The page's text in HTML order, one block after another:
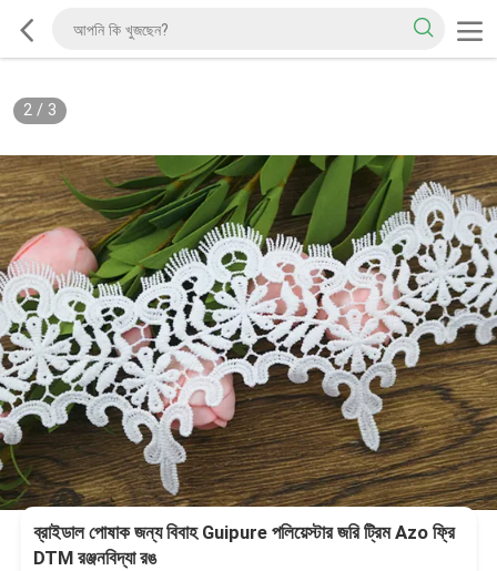
2/ 3
ব্রাইডাল পোষাক জন্য বিবাহ Guipure পলিয়েস্টার জরি ট্রিম Azo ফ্রি
DTM রঞ্জনবিদ্যা রঙ